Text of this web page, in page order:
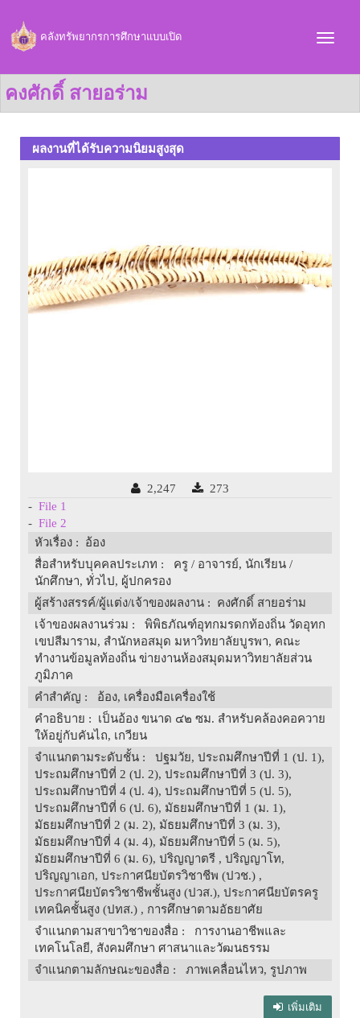
คลังทรัพยากรการศึกษาแบบเปิด
คงศักดิ์ สายอร่าม
ผลงานที่ได้รับความนิยมสูงสุด
2,247
273
- File 1
- File 2
หัวเรื่อง : อ้อง
สื่อสำหรับบุคคลประเภท : ครู / อาจารย์, นักเรียน /
นักศึกษา, ทั่วไป, ผู้ปกครอง
ผู้สร้างสรรค์/ผู้แต่ง/เจ้าของผลงาน : คงศักดิ์ สายอร่าม
เจ้าของผลงานร่วม : พิพิธภัณฑ์อุทกมรดกท้องถิ่น วัดอุทก
เขปสีมาราม, สำนักหอสมุด มหาวิทยาลัยบูรพา, คณะ
ทำงานข้อมูลท้องถิ่น ข่ายงานห้องสมุดมหาวิทยาลัยส่วน
ภูมิภาค
คำสำคัญ : อ้อง, เครื่องมือเครื่องใช้
คำอธิบาย : เป็นอ้อง ขนาด ๔๒ ซม. สำหรับคล้องคอควาย
ให้อยู่กับคันไถ, เกวียน
จำแนกตามระดับชั้น : ปฐมวัย, ประถมศึกษาปีที่ 1 (ป. 1),
ประถมศึกษาปีที่ 2 (ป. 2), ประถมศึกษาปีที่ 3 (ป. 3),
ประถมศึกษาปีที่ 4 (ป. 4), ประถมศึกษาปีที่ 5 (ป. 5),
ประถมศึกษาปีที่ 6 (ป. 6), มัธยมศึกษาปีที่ 1 (ม. 1),
มัธยมศึกษาปีที่ 2 (ม. 2), มัธยมศึกษาปีที่ 3 (ม. 3),
มัธยมศึกษาปีที่ 4 (ม. 4), มัธยมศึกษาปีที่ 5 (ม. 5),
มัธยมศึกษาปีที่ 6 (ม. 6), ปริญญาตรี , ปริญญาโท,
ปริญญาเอก, ประกาศนียบัตรวิชาชีพ (ปวช.) ,
ประกาศนียบัตรวิชาชีพชั้นสูง (ปวส.), ประกาศนียบัตรครู
เทคนิคชั้นสูง (ปทส.) , การศึกษาตามอัธยาศัย
จำแนกตามสาขาวิชาของสื่อ : การงานอาชีพและ
เทคโนโลยี, สังคมศึกษา ศาสนาและวัฒนธรรม
จำแนกตามลักษณะของสื่อ : ภาพเคลื่อนไหว, รูปภาพ
เพิ่มเติม